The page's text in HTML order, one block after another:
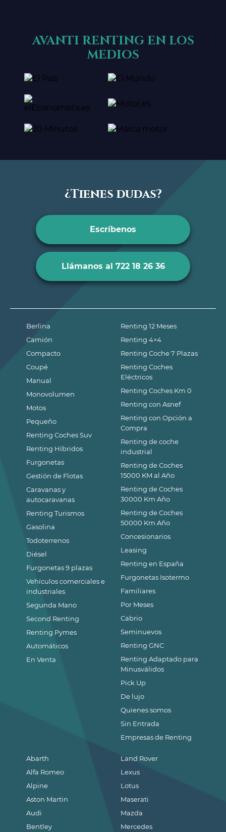
AVANTI RENTING EN LOS
MEDIOS
¿Tienes dudas?
Escríbenos
Llámanos al 722 18 26 36
Berlina
Camión
Compacto
Coupé
Manual
Monovolumen
Motos
Pequeño
Renting Coches Suv
Renting Híbridos
Furgonetas
Gestión de Flotas
Caravanas y
autocaravanas
Renting Turismos
Gasolina
Todoterrenos
Diésel
Furgonetas 9 plazas
Vehículos comerciales e
industriales
Segunda Mano
Second Renting
Renting Pymes
Automáticos
En Venta
Abarth
Alfa Romeo
Alpine
Aston Martin
Audi
Bentley
Land Rover
Lexus
Lotus
Maserati
Mazda
Mercedes
Renting 12 Meses
Renting 4×4
Renting Coche 7 Plazas
Renting Coches
Eléctricos
Renting Coches Km 0
Renting con Asnef
Renting con Opción a
Compra
Renting de coche
industrial
Renting de Coches
15000 KM al Año
Renting de Coches
30000 Km Año
Renting de Coches
50000 Km Año
Concesionarios
Leasing
Renting en España
Furgonetas Isotermo
Familiares
Por Meses
Cabrio
Seminuevos
Renting GNC
Renting Adaptado para
Minusválidos
Pick Up
De lujo
Quienes somos
Sin Entrada
Empresas de Renting